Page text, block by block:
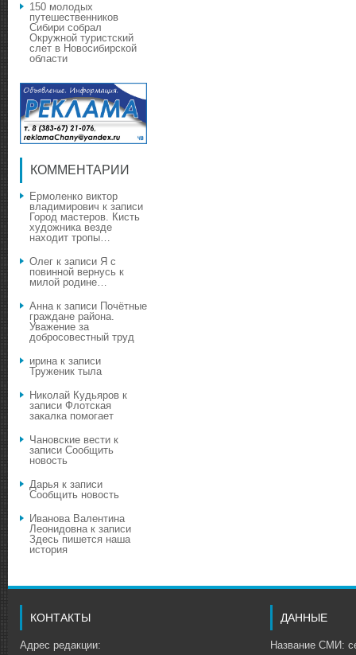
150 молодых
путешественников
Сибири собрал
Окружной туристский
слет в Новосибирской
области
КОММЕНТАРИИ
Ермоленко виктор
владимирович к записи
Город мастеров. Кисть
художника везде
находит тропы…
Олег к записи Я с
повинной вернусь к
милой родине…
Аннак записи Почётные
граждане района.
Уважение за
добросовестный труд
иринак записи
Труженик тыла
Николай Кудьяров к
записи Флотская
закалка помогает
Чановские вести к
записи Сообщить
новость
Дарья к записи
Сообщить новость
Иванова Валентина
Леонидовнак записи
Здесь пишется наша
история
КОНТАКТЫ
Адрес редакции:
ДАННЫЕ
Название СМИ: